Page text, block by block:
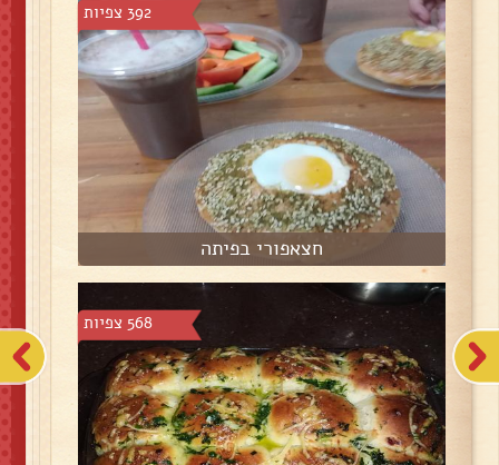
392 צפיות
חצאפורי בפיתה
568 צפיות